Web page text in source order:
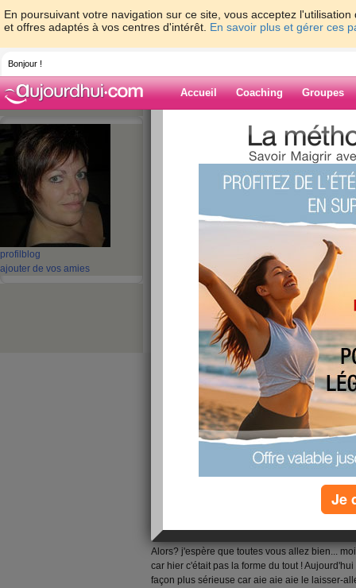
En poursuivant votre navigation sur ce site, vous acceptez
et offres adaptés à vos centres d'intérêt. En savoir plus et gérer ces
Bonjour !
Accueil Coaching Groupes
profil blog
ajouter de vos amies
> > Mi
Blog de kethel
Mi parcours..... !
Bonjour les copines,
Alors? j'espère que toutes vous allez bien...
car hier c'était pas la forme du tout !
façon plus sérieuse car aie aie aie le laisser-
Je